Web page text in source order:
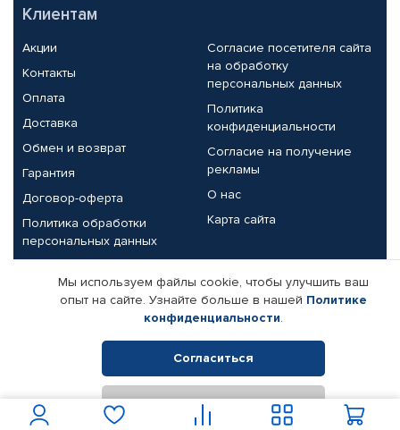
Клиентам
Акции
Контакты
Оплата
Доставка
Обмен и возврат
Гарантия
Договор-оферта
Политика обработки
персональных данных
Согласие посетителя сайта
на обработку
персональных данных
Политика
конфиденциальности
Согласие на получение
рекламы
О нас
Карта сайта
Партнерам
Корпоративным клиентам
Поставщикам
Реквизиты компании
© КАМАЗ ЦЕНТР ДОНЕЦК, 2015-2026. Все права защищены.
Интернет-магазин автомобильных товаров Автопрофи.
Мы используем файлы cookie, чтобы улучшить ваш
опыт на сайте. Узнайте больше в нашей Политике
конфиденциальности.
Согласиться
Отклонить